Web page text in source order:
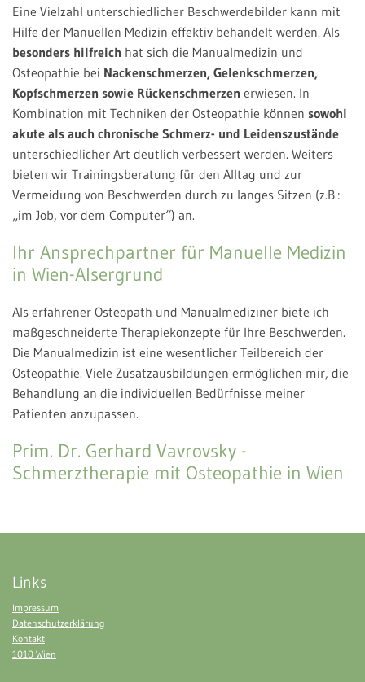
Eine Vielzahl unterschiedlicher Beschwerdebilder kann mit
Hilfe der Manuellen Medizin effektiv behandelt werden. Als
besonders hilfreich hat sich die Manualmedizin und
Osteopathie bei Nackenschmerzen, Gelenkschmerzen,
Kopfschmerzen sowie Rückenschmerzen erwiesen. In
Kombination mit Techniken der Osteopathie können sowohl
akute als auch chronische Schmerz- und Leidenszustände
unterschiedlicher Art deutlich verbessert werden. Weiters
bieten wir Trainingsberatung für den Alltag und zur
Vermeidung von Beschwerden durch zu langes Sitzen (z.B.:
„im Job, vor dem Computer“) an.
Ihr Ansprechpartner für Manuelle Medizin
in Wien-Alsergrund
Als erfahrener Osteopath und Manualmediziner biete ich
maßgeschneiderte Therapiekonzepte für Ihre Beschwerden.
Die Manualmedizin ist eine wesentlicher Teilbereich der
Osteopathie. Viele Zusatzausbildungen ermöglichen mir, die
Behandlung an die individuellen Bedürfnisse meiner
Patienten anzupassen.
Prim. Dr. Gerhard Vavrovsky -
Schmerztherapie mit Osteopathie in Wien
Links
Impressum
Datenschutzerklärung
Kontakt
1010 Wien